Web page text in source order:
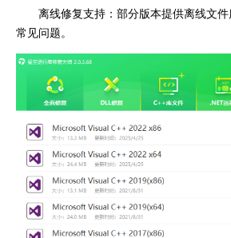
离线修复支持：部分版本提供离线文
常见问题。